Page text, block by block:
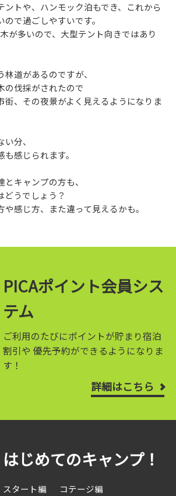
ントや、ハンモック泊もでき、これから
で過ごしやすいです。
が多いので、大型テント向きではあり
道があるのですが、
の伐採がされたので
街、その夜景がよく見えるようになりま
分、
感じられます。
キャンプの方も、
どうでしょう？
感じ方、また違って見えるかも。
PICAポイント会員シス
テム
ご利用のたびにポイントが貯まり宿泊
割引や 優先予約ができるようになりま
す！
詳細はこちら
はじめてのキャンプ！
スタート編
コテージ編